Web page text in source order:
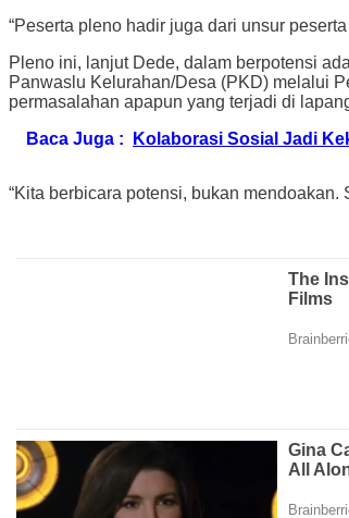
“Peserta pleno hadir juga dari unsur
Pleno ini, lanjut Dede, dalam berpotensi
Panwaslu Kelurahan/Desa (PKD) melalui
permasalahan apapun yang terjadi di
Baca Juga :
Kolaborasi Sosial Jadi
“Kita berbicara potensi, bukan